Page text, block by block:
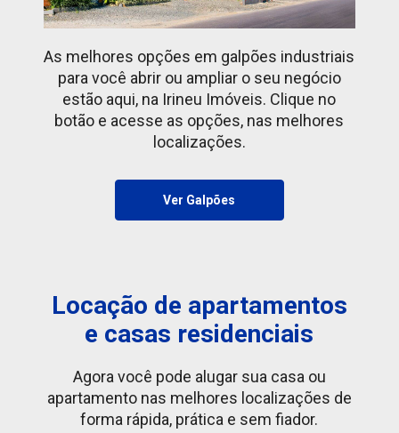
As melhores opções em galpões industriais
para você abrir ou ampliar o seu negócio
estão aqui, na Irineu Imóveis. Clique no
botão e acesse as opções, nas melhores
localizações.
Ver Galpões
Locação de apartamentos
e casas residenciais
Agora você pode alugar sua casa ou
apartamento nas melhores localizações de
forma rápida, prática e sem fiador.